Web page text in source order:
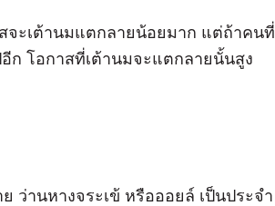
จะเต้านมแตกลายน้อยมาก แต่ถ้าคนที่
โอกาสที่เต้านมจะแตกลายนั้นสูง
ว่านหางจระเข้ หรือออยล์ เป็นประจำ